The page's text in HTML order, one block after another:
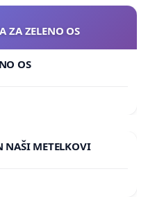
ZA ZELENO OS
OS
NAŠI METELKOVI